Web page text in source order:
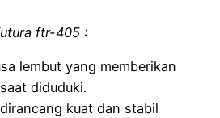
ftr-405 :
lembut yang memberikan
diduduki.
kuat dan stabil